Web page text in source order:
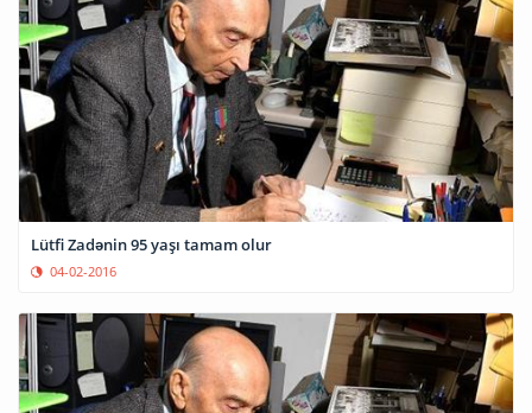
Lütfi Zadənin 95 yaşı tamam olur
04-02-2016